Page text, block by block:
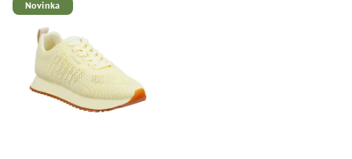
Novinka